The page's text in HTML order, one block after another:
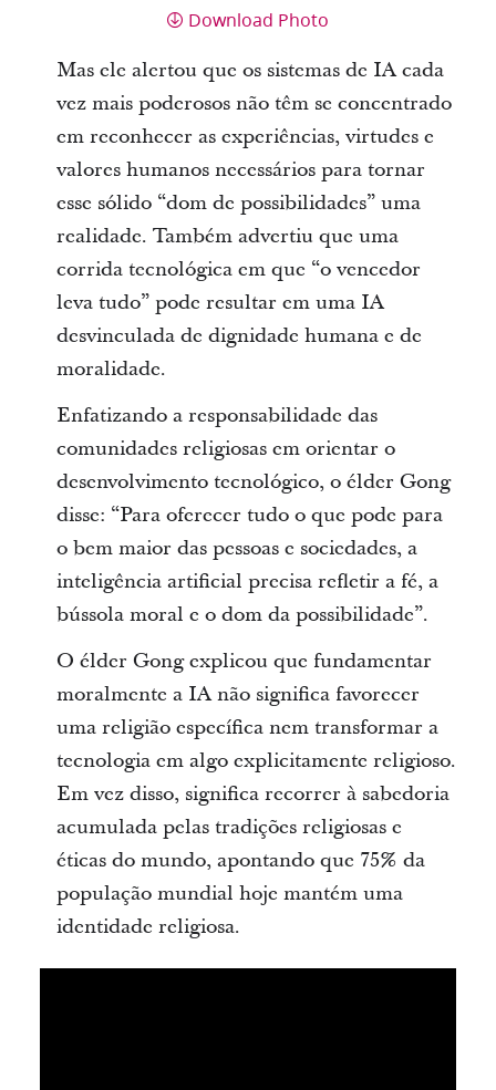
Download Photo
Mas ele alertou que os sistemas de IA cada
vez mais poderosos não têm se concentrado
em reconhecer as experiências, virtudes e
valores humanos necessários para tornar
esse sólido “dom de possibilidades” uma
realidade. Também advertiu que uma
corrida tecnológica em que “o vencedor
leva tudo” pode resultar em uma IA
desvinculada de dignidade humana e de
moralidade.
Enfatizando a responsabilidade das
comunidades religiosas em orientar o
desenvolvimento tecnológico, o élder Gong
disse: “Para oferecer tudo o que pode para
o bem maior das pessoas e sociedades, a
inteligência artificial precisa refletir a fé, a
bússola moral e o dom da possibilidade”.
O élder Gong explicou que fundamentar
moralmente a IA não significa favorecer
uma religião específica nem transformar a
tecnologia em algo explicitamente religioso.
Em vez disso, significa recorrer à sabedoria
acumulada pelas tradições religiosas e
éticas do mundo, apontando que 75% da
população mundial hoje mantém uma
identidade religiosa.